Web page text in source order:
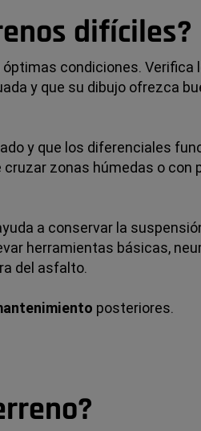
difíciles?
condiciones. Verifica
y que su dibujo ofrezca
y que los diferenciales
zonas húmedas o con
a conservar la
herramientas básicas,
del asfalto.
posteriores.